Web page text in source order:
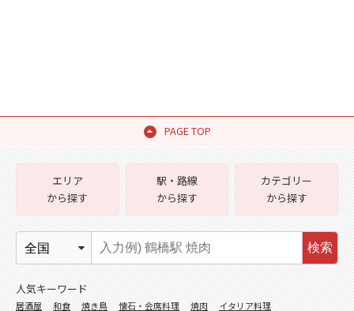
PAGE TOP
エリア
から探す
駅・路線
から探す
カテゴリー
から探す
検索
人気キーワード
居酒屋 和食 焼き鳥 懐石・会席料理 焼肉
イタリア料理